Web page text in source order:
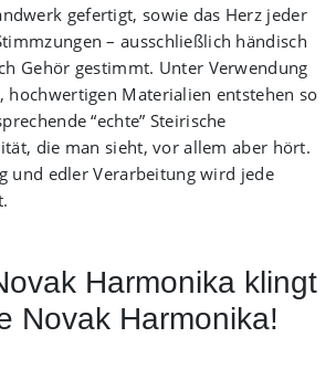
gefertigt, sowie das Herz jeder
– ausschließlich händisch
Gehör gestimmt. Unter Verwendung
hochwertigen Materialien entstehen so
“echte” Steirische
die man sieht, vor allem aber hört.
und edler Verarbeitung wird jede
Harmonika klingt
Novak Harmonika!